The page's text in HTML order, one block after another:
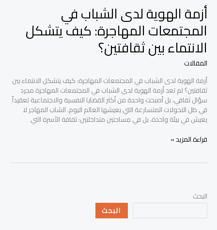
أزمة الهوية لدى الشباب في
المجتمعات المهاجرة: كيف يتشكل
الانتماء بين ثقافتين؟
المقالات
أزمة الهوية لدى الشباب في المجتمعات المهاجرة: كيف يتشكل الانتماء بين
ثقافتين؟ لم تعد أزمة الهوية لدى الشباب في المجتمعات المهاجرة مجرد
سؤال ثقافي، بل أصبحت واحدة من أكثر القضايا النفسية والاجتماعية تعقيداً
في ظل التحولات المتسارعة التي يعيشها العالم اليوم. الشاب المهاجر لا
يعيش في بيئة واحدة، بل في مساحتين متداخلتين: ثقافة الأسرة التي
قراءة المزيد »
البحث
البحث